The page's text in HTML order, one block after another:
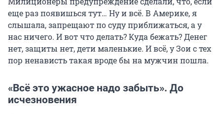
еще раз появишься тут… Ну и всё. В Америке, я
слышала, запрещают по суду приближаться, а у
нас ничего. И вот что делать? Куда бежать? Денег
нет, защиты нет, дети маленькие. И всё, у Зои с тех
пор ненависть такая вроде бы на мужчин пошла.
«Всё это ужасное надо забыть». До
исчезновения